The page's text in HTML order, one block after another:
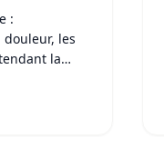
:
les
la